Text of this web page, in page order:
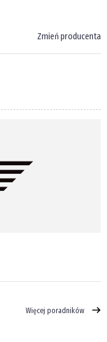
Zmień producenta
Więcej poradników